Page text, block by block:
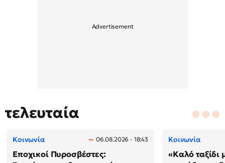
τελευταία
Κοινωνία 06.08.2026 - 18:43
Εποχικοί Πυροσβέστες:
Κοινωνία
«Καλό ταξίδι